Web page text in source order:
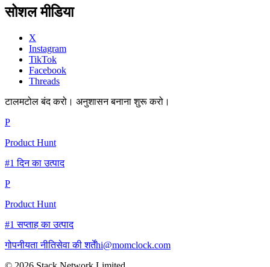
सोशल मीडिया
X
Instagram
TikTok
Facebook
Threads
टालमटोल बंद करो। अनुशासन बनाना शुरू करो।
P
Product Hunt
#1 दिन का उत्पाद
P
Product Hunt
#1 सप्ताह का उत्पाद
गोपनीयता नीतिसेवा की शर्तेंhi@momclock.com